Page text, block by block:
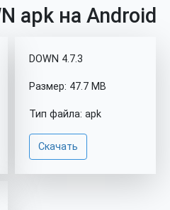
apk на Android
DOWN 4.7.3
Размер: 47.7 MB
Тип файла: apk
Скачать